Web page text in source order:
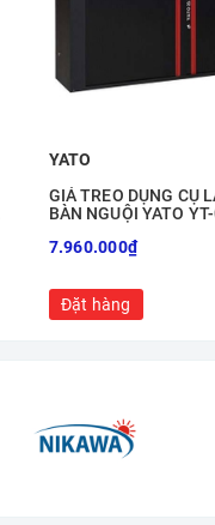
YATO
GIÁ TREO DỤNG CỤ
BÀN NGUỘI YATO
7.960.000₫
Đặt hàng